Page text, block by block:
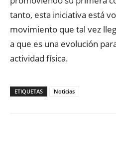
tanto, esta iniciativa está
movimiento que tal vez
a que es una evolución
actividad física.
ETIQUETAS Noticias